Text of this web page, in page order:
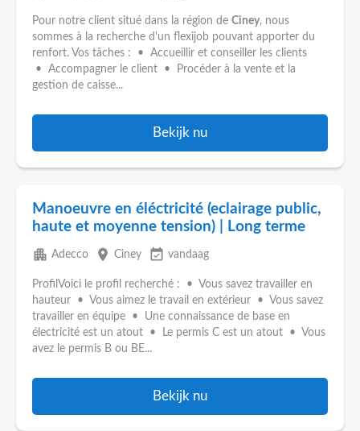
Pour notre client situé dans la région de Ciney, nous
sommes à la recherche d'un flexijob pouvant apporter du
renfort. Vos tâches : • Accueillir et conseiller les clients
• Accompagner le client • Procéder à la vente et la
gestion de caisse...
Bekijk nu
Manoeuvre en éléctricité (eclairage public,
haute et moyenne tension) | Long terme
apartment Adecco place Ciney event_available vandaag
ProfilVoici le profil recherché : • Vous savez travailler en
hauteur • Vous aimez le travail en extérieur • Vous savez
travailler en équipe • Une connaissance de base en
électricité est un atout • Le permis C est un atout • Vous
avez le permis B ou BE...
Bekijk nu